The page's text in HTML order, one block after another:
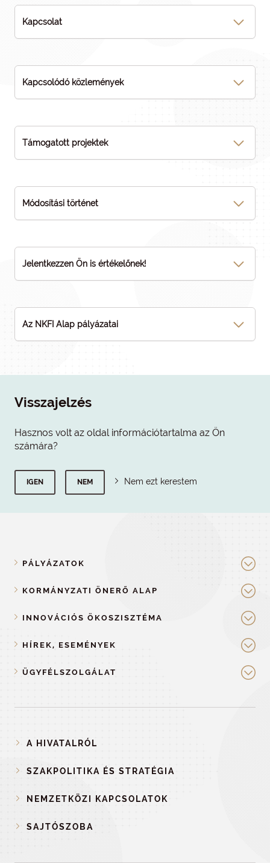
Kapcsolat
Kapcsolódó közlemények
Támogatott projektek
Módosítási történet
Jelentkezzen Ön is értékelőnek!
Az NKFI Alap pályázatai
Visszajelzés
Hasznos volt az oldal információtartalma az Ön
számára?
IGEN NEM Nem ezt kerestem
PÁLYÁZATOK
KORMÁNYZATI ÖNERŐ ALAP
INNOVÁCIÓS ÖKOSZISZTÉMA
HÍREK, ESEMÉNYEK
ÜGYFÉLSZOLGÁLAT
A HIVATALRÓL
SZAKPOLITIKA ÉS STRATÉGIA
NEMZETKÖZI KAPCSOLATOK
SAJTÓSZOBA